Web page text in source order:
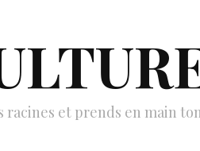
et prends en main